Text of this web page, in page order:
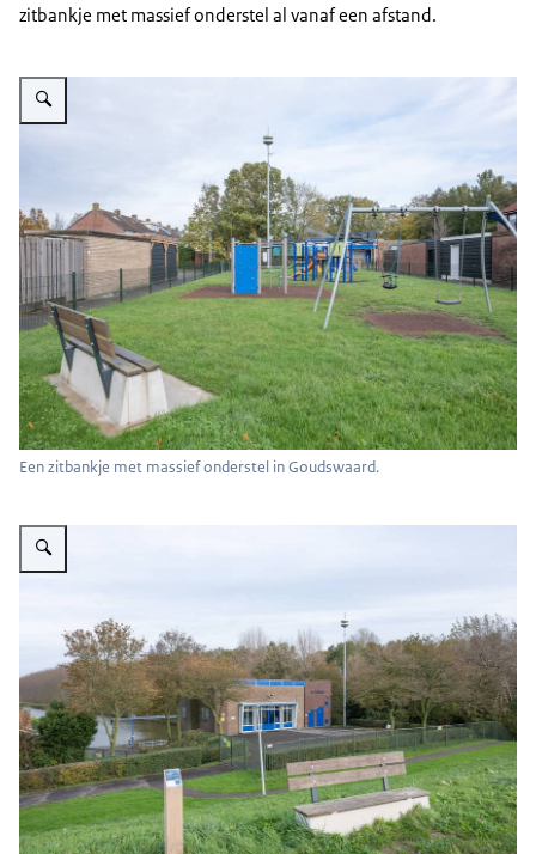
zitbankje met massief onderstel al vanaf een afstand.
Vergroot afbeelding Een speelplaats tussen woningen met een bankje
Een zitbankje met massief onderstel in Goudswaard.
Vergroot afbeelding Een bankje op de voorgrond, een stenen gebouw,